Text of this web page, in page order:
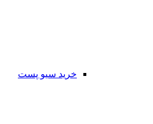
خرید سیو پست